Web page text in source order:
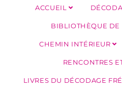
ACCUEIL
BIBLIOTHÈQUE
CHEMIN INTÉRIEUR
RENCONTRES
LIVRES DU DÉCODAGE